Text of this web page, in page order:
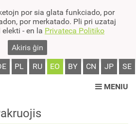
por sia glata funkciado, por
por merkatado. Pli pri uzataj
- en la Privateca Politiko
Akiris ĝin
PL RU EO BY CN JP SE
MENIU